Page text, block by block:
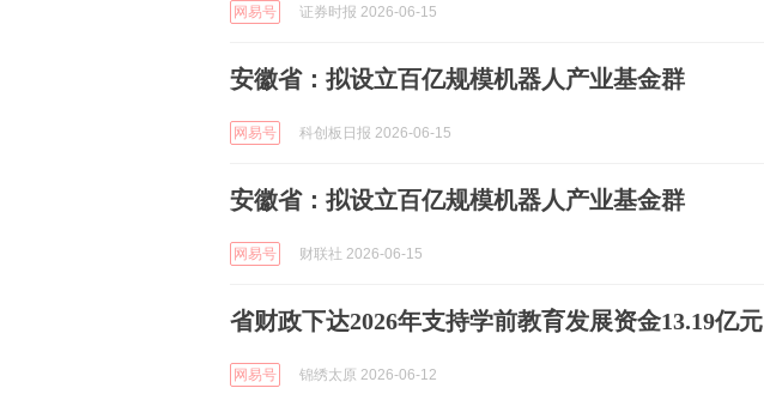
网易号 证券时报 2026-06-15
安徽省：拟设立百亿规模机器人产业基金群
网易号 科创板日报 2026-06-15
安徽省：拟设立百亿规模机器人产业基金群
网易号 财联社 2026-06-15
省财政下达2026年支持学前教育发展资金13.19亿元
网易号 锦绣太原 2026-06-12